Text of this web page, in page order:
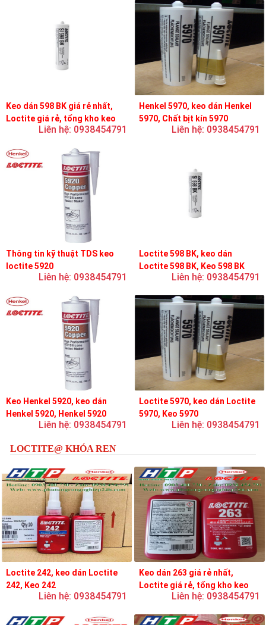
Keo dán 598 BK giá rẻ nhất,
Loctite giá rẻ, tổng kho keo
Liên hệ: 0938454791
Henkel 5970, keo dán Henkel
5970, Chất bịt kín 5970
Liên hệ: 0938454791
Thông tin kỹ thuật TDS keo
loctite 5920
Liên hệ: 0938454791
Loctite 598 BK, keo dán
Loctite 598 BK, Keo 598 BK
Liên hệ: 0938454791
Keo Henkel 5920, keo dán
Henkel 5920, Henkel 5920
Liên hệ: 0938454791
Loctite 5970, keo dán Loctite
5970, Keo 5970
Liên hệ: 0938454791
LOCTITE@ KHÓA REN
Loctite 242, keo dán Loctite
242, Keo 242
Liên hệ: 0938454791
Keo dán 263 giá rẻ nhất,
Loctite giá rẻ, tổng kho keo
Liên hệ: 0938454791